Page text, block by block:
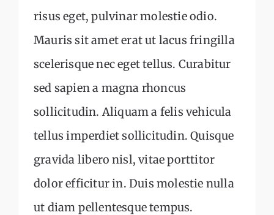
risus eget, pulvinar molestie odio.
Mauris sit amet erat ut lacus fringilla
scelerisque nec eget tellus. Curabitur
sed sapien a magna rhoncus
sollicitudin. Aliquam a felis vehicula
tellus imperdiet sollicitudin. Quisque
gravida libero nisl, vitae porttitor
dolor efficitur in. Duis molestie nulla
ut diam pellentesque tempus.